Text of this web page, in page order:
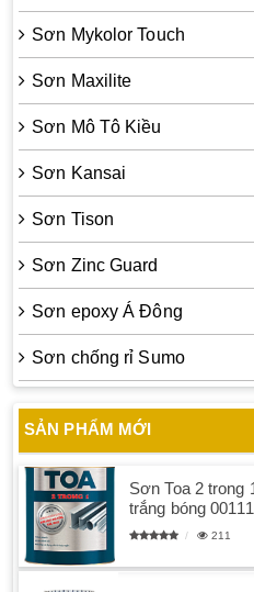
Sơn Mykolor Touch
Sơn Maxilite
Sơn Mô Tô Kiều
Sơn Kansai
Sơn Tison
Sơn Zinc Guard
Sơn epoxy Á Đông
Sơn chống rỉ Sumo
SẢN PHẨM MỚI
Sơn Toa 2 trong 1 cho kẽm, inox, sắt màu
trắng bóng 00111
211